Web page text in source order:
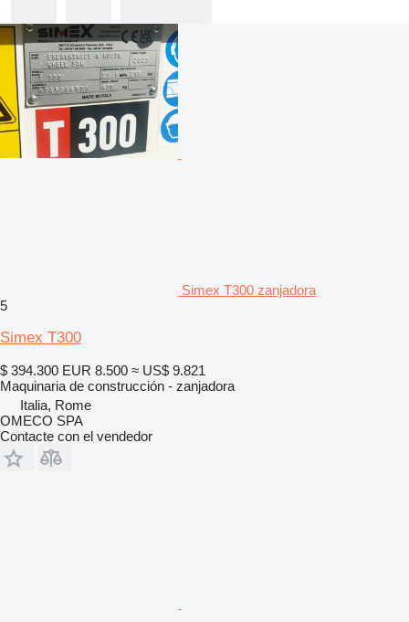
Simex T300 zanjadora
5
Simex T300
$ 394.300 EUR 8.500 ≈ US$ 9.821
Maquinaria de construcción - zanjadora
Italia, Rome
OMECO SPA
Contacte con el vendedor